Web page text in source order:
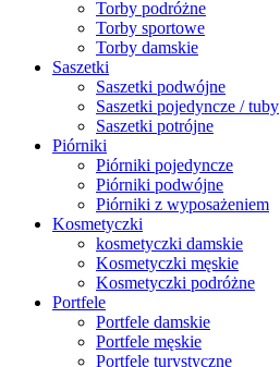
Torby podróżne
Torby sportowe
Torby damskie
Saszetki
Saszetki podwójne
Saszetki pojedyncze / tuby
Saszetki potrójne
Piórniki
Piórniki pojedyncze
Piórniki podwójne
Piórniki z wyposażeniem
Kosmetyczki
kosmetyczki damskie
Kosmetyczki męskie
Kosmetyczki podróżne
Portfele
Portfele damskie
Portfele męskie
Portfele turystyczne